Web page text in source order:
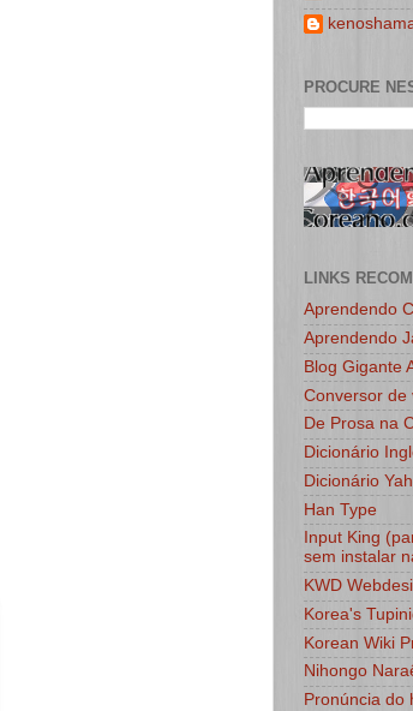
PROCURE
LINKS
Aprendendo
Aprendendo
Blog Gigante
Conversor de
De Prosa na
Dicionário
Dicionário
Han Type
Input King
sem instalar
KWD
Korea's
Korean Wiki
Nihongo
Pronúncia do